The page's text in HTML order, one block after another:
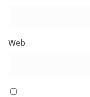
Web